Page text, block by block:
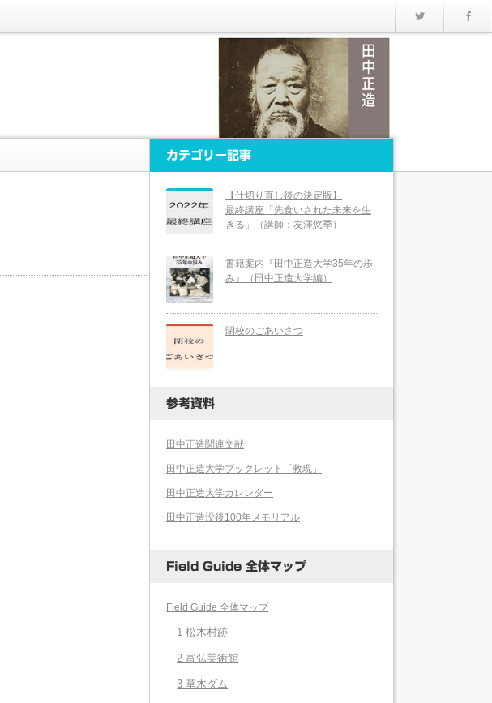
カテゴリー記事
【仕切り直し後の決定版】
最終講座「先食いされた未来を生
きる」（講師：友澤悠季）
書籍案内『田中正造大学35年の歩
み』（田中正造大学編）
閉校のごあいさつ
参考資料
田中正造関連文献
田中正造大学ブックレット「救現」
田中正造大学カレンダー
田中正造没後100年メモリアル
Field Guide 全体マップ
Field Guide 全体マップ
1 松木村跡
2 富弘美術館
3 草木ダム